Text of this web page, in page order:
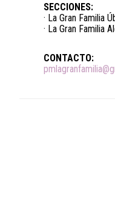
SECCIONES:
· La Gran Familia
· La Gran Familia
CONTACTO: